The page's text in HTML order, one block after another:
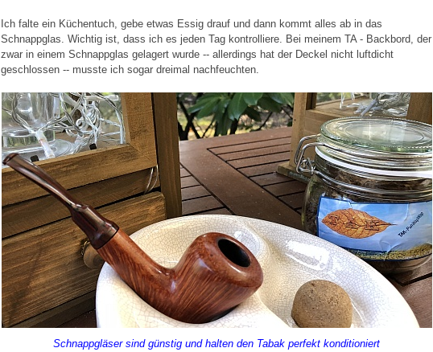
Ich falte ein Küchentuch, gebe etwas Essig drauf und dann kommt alles ab in das
Schnappglas. Wichtig ist, dass ich es jeden Tag kontrolliere. Bei meinem TA - Backbord, der
zwar in einem Schnappglas gelagert wurde -- allerdings hat der Deckel nicht luftdicht
geschlossen -- musste ich sogar dreimal nachfeuchten.
Schnappgläser sind günstig und halten den Tabak perfekt konditioniert